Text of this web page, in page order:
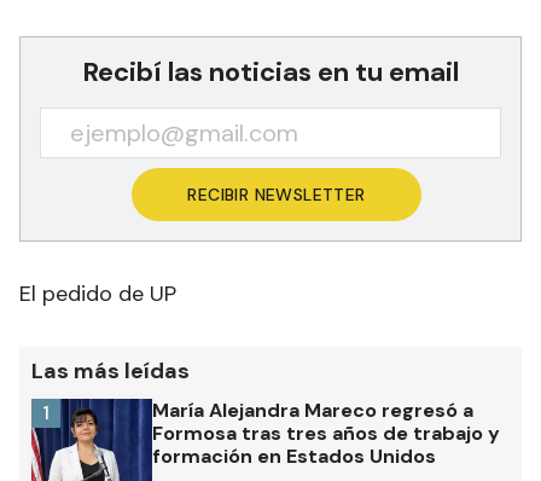
Recibí las noticias en tu email
RECIBIR NEWSLETTER
El pedido de UP
Las más leídas
María Alejandra Mareco regresó a
Formosa tras tres años de trabajo y
formación en Estados Unidos
1